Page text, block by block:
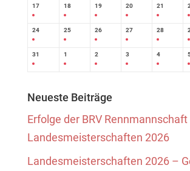
17 18 19 20 21
24 25 26 27 28
31 1 2 3 4
Neueste Beiträge
Erfolge der BRV Rennmannschaft
Landesmeisterschaften 2026
Landesmeisterschaften 2026 –